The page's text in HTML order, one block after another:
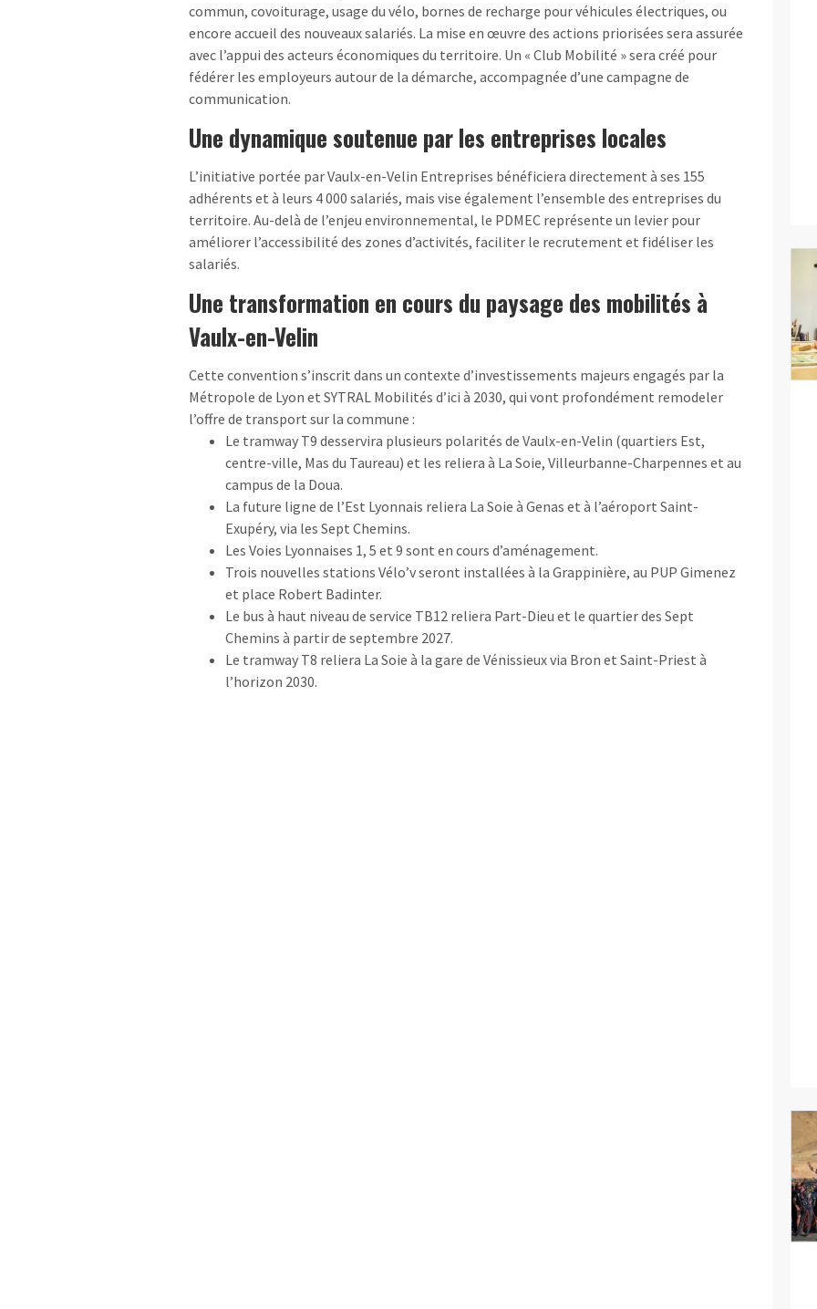
commun, covoiturage, usage du vélo, bornes de recharge pour véhicules électriques, ou
encore accueil des nouveaux salariés. La mise en œuvre des actions priorisées sera assurée
avec l’appui des acteurs économiques du territoire. Un « Club Mobilité » sera créé pour
fédérer les employeurs autour de la démarche, accompagnée d’une campagne de
communication.
Une dynamique soutenue par les entreprises locales
L’initiative portée par Vaulx-en-Velin Entreprises bénéficiera directement à ses 155
adhérents et à leurs 4 000 salariés, mais vise également l’ensemble des entreprises du
territoire. Au-delà de l’enjeu environnemental, le PDMEC représente un levier pour
améliorer l’accessibilité des zones d’activités, faciliter le recrutement et fidéliser les
salariés.
Une transformation en cours du paysage des mobilités à
Vaulx-en-Velin
Cette convention s’inscrit dans un contexte d’investissements majeurs engagés par la
Métropole de Lyon et SYTRAL Mobilités d’ici à 2030, qui vont profondément remodeler
l’offre de transport sur la commune :
Le tramway T9 desservira plusieurs polarités de Vaulx-en-Velin (quartiers Est,
centre-ville, Mas du Taureau) et les reliera à La Soie, Villeurbanne-Charpennes et au
campus de la Doua.
La future ligne de l’Est Lyonnais reliera La Soie à Genas et à l’aéroport Saint-
Exupéry, via les Sept Chemins.
Les Voies Lyonnaises 1, 5 et 9 sont en cours d’aménagement.
Trois nouvelles stations Vélo’v seront installées à la Grappinière, au PUP Gimenez
et place Robert Badinter.
Le bus à haut niveau de service TB12 reliera Part-Dieu et le quartier des Sept
Chemins à partir de septembre 2027.
Le tramway T8 reliera La Soie à la gare de Vénissieux via Bron et Saint-Priest à
l’horizon 2030.